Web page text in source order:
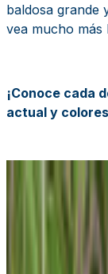
baldosa grande
vea mucho más
¡Conoce cada
actual y